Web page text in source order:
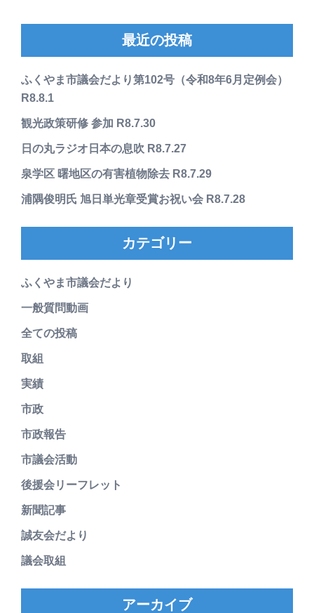
最近の投稿
ふくやま市議会だより第102号（令和8年6月定例会）
R8.8.1
観光政策研修 参加 R8.7.30
日の丸ラジオ日本の息吹 R8.7.27
泉学区 曙地区の有害植物除去 R8.7.29
浦隅俊明氏 旭日単光章受賞お祝い会 R8.7.28
カテゴリー
ふくやま市議会だより
一般質問動画
全ての投稿
取組
実績
市政
市政報告
市議会活動
後援会リーフレット
新聞記事
誠友会だより
議会取組
アーカイブ